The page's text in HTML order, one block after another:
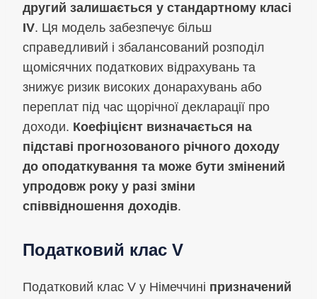
другий залишається у стандартному класі
IV. Ця модель забезпечує більш
справедливий і збалансований розподіл
щомісячних податкових відрахувань та
знижує ризик високих донарахувань або
переплат під час щорічної декларації про
доходи. Коефіцієнт визначається на
підставі прогнозованого річного доходу
до оподаткування та може бути змінений
упродовж року у разі зміни
співвідношення доходів.
Податковий клас V
Податковий клас V у Німеччині призначений